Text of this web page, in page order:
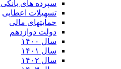
سپرده های
تسهیلات اعطایی
حمایتهای مالی
دولت دوازدهم
سال ۱۴۰۰
سال ۱۴۰۱
سال ۱۴۰۲